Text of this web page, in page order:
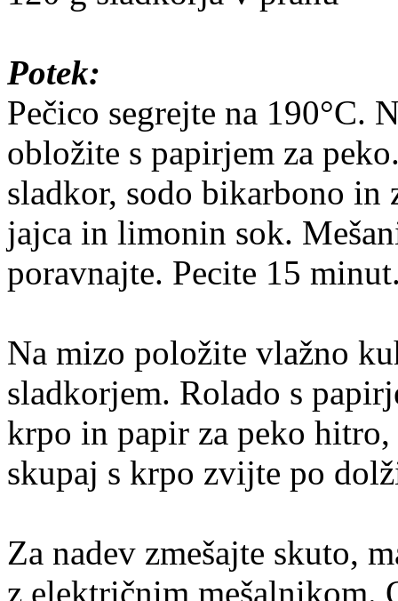
Potek:
Pečico segrejte na 190°C.
obložite s papirjem za
sladkor, sodo bikarbono in
jajca in limonin sok.
poravnajte. Pecite 15
Na mizo položite vlažno
sladkorjem. Rolado s
krpo in papir za peko
skupaj s krpo zvijte po
Za nadev zmešajte skuto,
z električnim mešalnikom.